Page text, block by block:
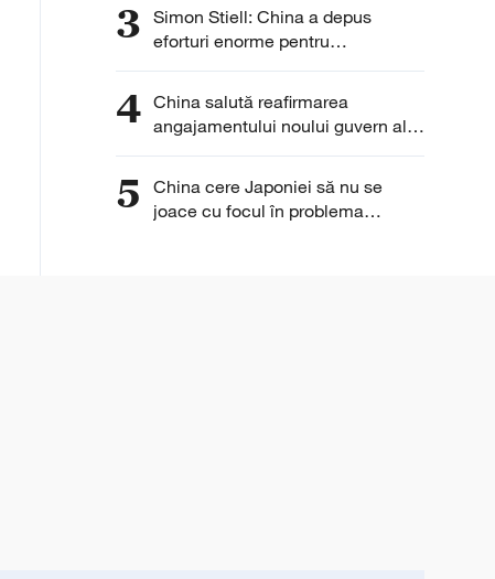
3 Simon Stiell: China a depus
eforturi enorme pentru
decarbonizare
4 China salută reafirmarea
angajamentului noului guvern al
Insulelor Solomon față de
5
China cere Japoniei să nu se
joace cu focul în problema